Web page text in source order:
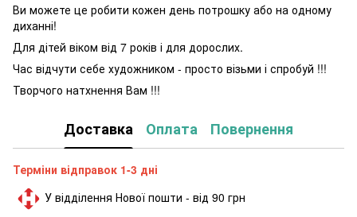
Ви можете це робити кожен день потрошку або на одному
диханні!
Для дітей віком від 7 років і для дорослих.
Час відчути себе художником - просто візьми і спробуй !!!
Творчого натхнення Вам !!!
Доставка Оплата Повернення
Терміни відправок 1-3 дні
У відділення Нової пошти - від 90 грн